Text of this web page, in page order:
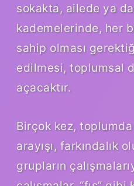
sokakta, ailede ya
kademelerinde, her
sahip olması
edilmesi, toplumsal
açacaktır.
Birçok kez,
arayışı, farkındalık
grupların